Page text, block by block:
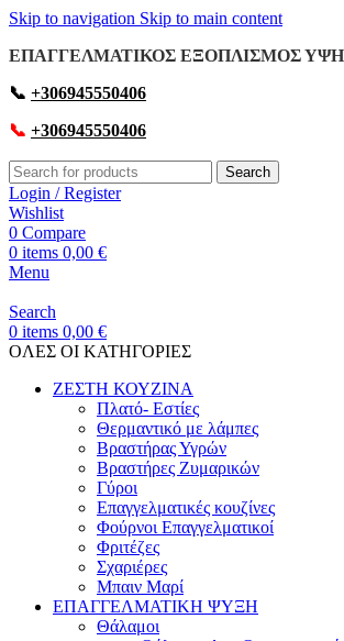
Skip to navigation Skip to main content
ΕΠΑΓΓΕΛΜΑΤΙΚΟΣ ΕΞΟΠΛΙΣΜΟΣ
📞 +306945550406
📞 +306945550406
Search
Login / Register
Wishlist
0 Compare
0 items 0,00 €
Menu
Search
0 items 0,00 €
OΛΕΣ ΟΙ ΚΑΤΗΓΟΡΙΕΣ
ΖΕΣΤΗ ΚΟΥΖΙΝΑ
Πλατό- Εστίες
Θερμαντικό με λάμπες
Βραστήρας Υγρών
Βραστήρες Ζυμαρικών
Γύροι
Επαγγελματικές κουζίνες
Φούρνοι Επαγγελματικοί
Φριτέζες
Σχαριέρες
Μπαιν Μαρί
ΕΠΑΓΓΕΛΜΑΤΙΚΗ ΨΥΞΗ
Θάλαμοι